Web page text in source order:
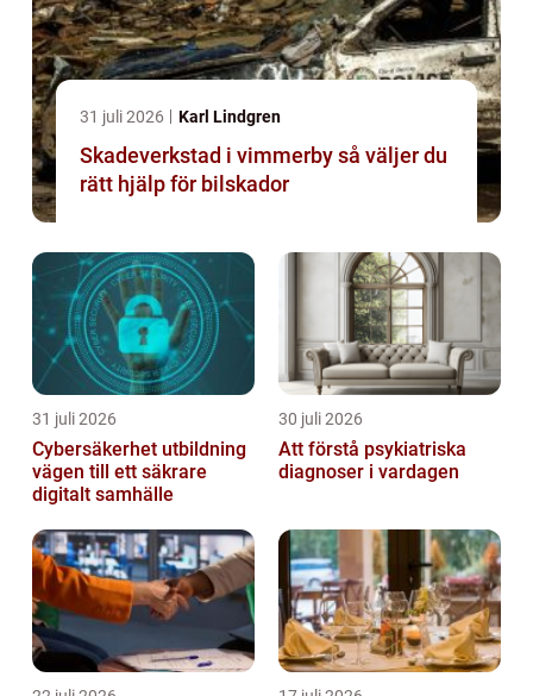
31 juli 2026 Karl Lindgren
Skadeverkstad i vimmerby så väljer du
rätt hjälp för bilskador
31 juli 2026
Cybersäkerhet utbildning
vägen till ett säkrare
digitalt samhälle
30 juli 2026
Att förstå psykiatriska
diagnoser i vardagen